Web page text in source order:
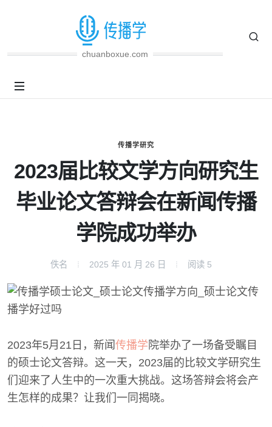
chuanboxue.com
传播学研究
2023届比较文学方向研究生
毕业论文答辩会在新闻传播
学院成功举办
佚名 2025 年 01 月 26 日 阅读 5
2023年5月21日，新闻 传播学 院举办了一场备受瞩目
的硕士论文答辩。这一天，2023届的比较文学研究生
们迎来了人生中的一次重大挑战。这场答辩会将会产
生怎样的成果？让我们一同揭晓。